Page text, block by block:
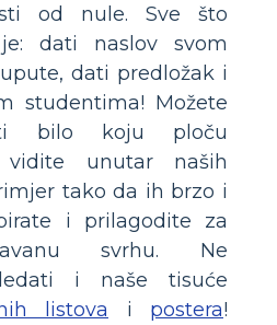
od nule. Sve što
dati naslov svom
dati predložak i
studentima! Možete
bilo koju ploču
unutar naših
tako da ih brzo i
i prilagodite za
svrhu. Ne
i naše tisuće
listova i postera!